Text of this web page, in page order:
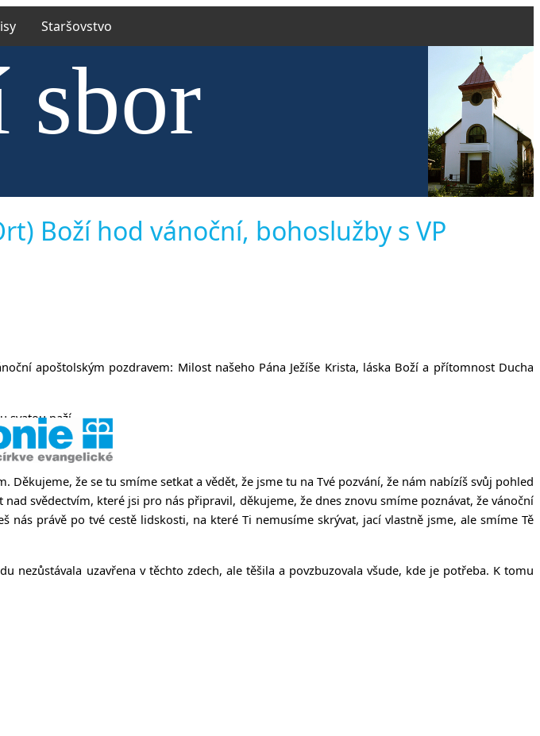
Staršovstvo
sbor
církve
Říčanech
Boží hod vánoční, bohoslužby s VP
apoštolským pozdravem: Milost našeho Pána Ježíše Krista, láska Boží a přítomnost Ducha
svatou paží.
že se tu smíme setkat a vědět, že jsme tu na Tvé pozvání, že nám nabízíš svůj pohled
svědectvím, které jsi pro nás připravil, děkujeme, že dnes znovu smíme poznávat, že vánoční
právě po tvé cestě lidskosti, na které Ti nemusíme skrývat, jací vlastně jsme, ale smíme Tě
nezůstávala uzavřena v těchto zdech, ale těšila a povzbuzovala všude, kde je potřeba. K tomu